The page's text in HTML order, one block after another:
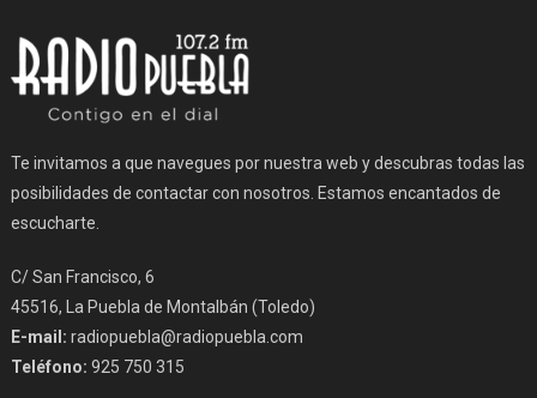
Te invitamos a que navegues por nuestra web y descubras todas las
posibilidades de contactar con nosotros. Estamos encantados de
escucharte.
C/ San Francisco, 6
45516, La Puebla de Montalbán (Toledo)
E-mail: radiopuebla@radiopuebla.com
Teléfono: 925 750 315